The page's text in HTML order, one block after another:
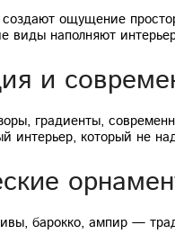
ощущение
виды наполняют
и
градиенты,
интерьер, который не
барокко, ампир —